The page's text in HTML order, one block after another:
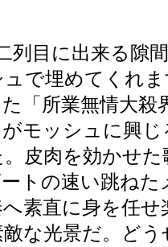
列目に出来る隙
で埋めてくれ
「所業無情大殺
モッシュに興
皮肉を効かせ
トの速い跳ねた
素直に身を任
な光景だ。ど